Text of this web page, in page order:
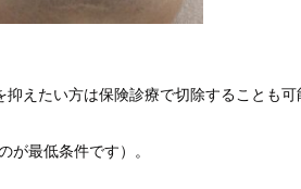
えたい方は保険診療で切除することも可
が最低条件です）。